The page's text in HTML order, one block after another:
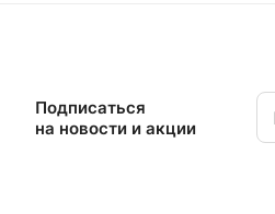
Подписаться
на новости и акции